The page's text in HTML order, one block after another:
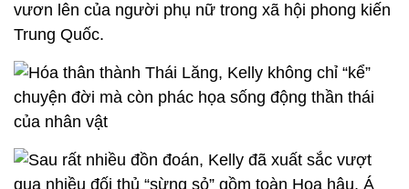
vươn lên của người phụ nữ trong xã hội phong kiến
Trung Quốc.